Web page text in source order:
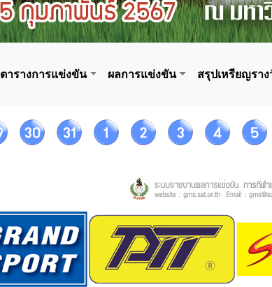
ตารางการแข่งขัน ผลการแข่งขัน สรุปเหรียญราง